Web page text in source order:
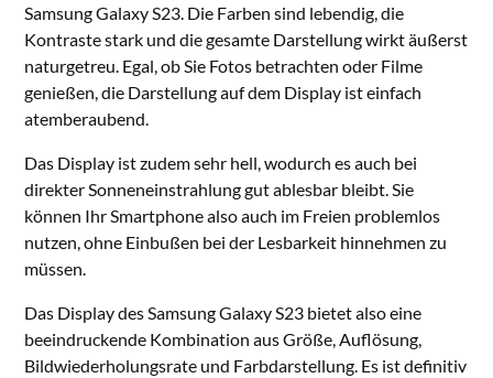
Samsung Galaxy S23. Die Farben sind lebendig, die
Kontraste stark und die gesamte Darstellung wirkt äußerst
naturgetreu. Egal, ob Sie Fotos betrachten oder Filme
genießen, die Darstellung auf dem Display ist einfach
atemberaubend.
Das Display ist zudem sehr hell, wodurch es auch bei
direkter Sonneneinstrahlung gut ablesbar bleibt. Sie
können Ihr Smartphone also auch im Freien problemlos
nutzen, ohne Einbußen bei der Lesbarkeit hinnehmen zu
müssen.
Das Display des Samsung Galaxy S23 bietet also eine
beeindruckende Kombination aus Größe, Auflösung,
Bildwiederholungsrate und Farbdarstellung. Es ist definitiv